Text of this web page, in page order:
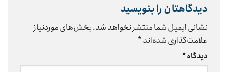
دیدگاهتان را بنویسید
نشانی ایمیل شما منتشر نخواهد شد.بخش‌های موردنیاز
علامت‌گذاری شده‌اند*
دیدگاه*